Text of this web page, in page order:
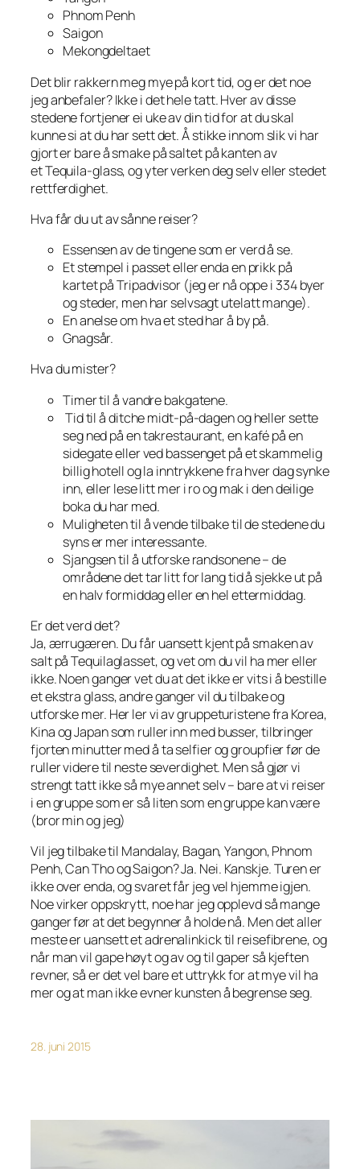
Phnom Penh
Saigon
Mekongdeltaet
Det blir rakkern meg mye på kort tid, og er det noe
jeg anbefaler?Ikke i det hele tatt.Hver av disse
stedene fortjener ei uke av din tid for at du skal
kunne si at du har sett det. Å stikke innom slik vi har
gjort er bare å smake på saltet på kanten av
et Tequila-glass, og yter verken deg selv eller stedet
rettferdighet.
Hva får du ut av sånne reiser?
Essensen av de tingene som er verd å se.
Et stempel i passet eller enda en prikk på
kartet på Tripadvisor (jeg er nå oppe i 334 byer
og steder, men har selvsagt utelatt mange).
En anelse om hva et sted har å by på.
Gnagsår.
Hva du mister?
Timer til å vandre bakgatene.
Tid til å ditchemidt-på-dagenog heller sette
seg ned på en takrestaurant, en kafé på en
sidegate eller ved bassenget på et skammelig
billig hotell og la inntrykkene fra hver dag synke
inn, eller lese litt mer i ro og mak i den deilige
boka du har med.
Muligheten til å vende tilbake til de stedene du
syns er mer interessante.
Sjangsen til å utforske randsonene – de
områdene det tar litt for lang tid å sjekke ut på
en halv formiddag eller en hel ettermiddag.
Er det verd det?
Ja, ærrugæren. Du får uansett kjent på smaken av
salt på Tequilaglasset, og vet om du vil ha mer eller
ikke. Noen ganger vet du at det ikke er vits i å bestille
et ekstra glass, andre ganger vil du tilbake og
utforske mer. Her ler vi av gruppeturistene fra Korea,
Kina og Japan som ruller inn med busser, tilbringer
fjorten minutter med å ta selfier og groupfier før de
ruller videre til neste severdighet. Men så gjør vi
strengt tatt ikke så mye annet selv – bare at vi reiser
i en gruppe som er så liten som en gruppe kan være
(bror min og jeg)
Vil jeg tilbake til Mandalay, Bagan, Yangon, Phnom
Penh, Can Tho og Saigon? Ja. Nei. Kanskje. Turen er
ikke over enda, og svaret får jeg vel hjemme igjen.
Noe virker oppskrytt, noe har jeg opplevd så mange
ganger før at det begynner å holde nå. Men det aller
meste er uansett et adrenalinkick til reisefibrene, og
når man vil gape høyt og av og til gaper så kjeften
revner, så er det vel bare et uttrykk for at mye vil ha
mer og at man ikke evner kunsten å begrense seg.
28. juni 2015